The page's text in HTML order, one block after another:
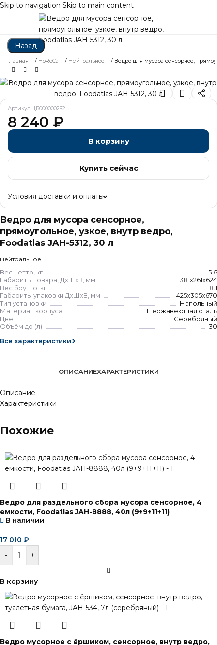
Skip to navigation Skip to main content
Назад
Главная / HoReCa / Нейтральное / Ведро для мусора сенсорное,
Ведро для мусора сенсорное,
прямоугольное, узкое, внутр ведро,
Foodatlas JAH-5312, 30 л
Нейтральное
Вес нетто, кг
5.6
Габариты товара, ДхШхВ, мм
381х261х624
Вес брутто, кг
8.1
Габариты упаковки ДхШхВ, мм
425х305х670
Тип установки
Напольный
Материал корпуса
Нержавеющая сталь
Цвет
Серебряный
Объём до (л)
30
Все характеристики
Артикул:ЦБ000000292
8 240 ₽
В корзину
Купить сейчас
Условия доставки и оплаты
ОПИСАНИЕХАРАКТЕРИСТИКИ
Описание
Характеристики
Похожие
Ведро для раздельного сбора мусора сенсорное, 4
емкости, Foodatlas JAH-8888, 40л (9+9+11+11)
В наличии
17 010 ₽
-
+
В корзину
Ведро мусорное с ёршиком, сенсорное, внутр ведро,